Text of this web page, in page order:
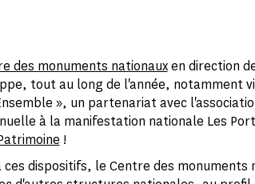
des monuments nationauxen direction
tout au long de l'année, notamment
», un partenariat avec
à la manifestation nationale Les
!
dispositifs, le Centre des monuments